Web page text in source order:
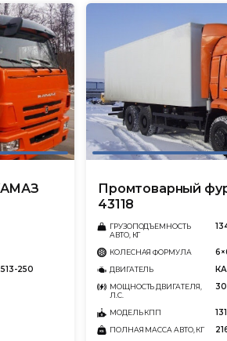
250
Промтоварный
43118
ГРУЗОПОДЪЕМНОСТЬ
АВТО, КГ
КОЛЕСНАЯ ФОРМУЛА
ДВИГАТЕЛЬ
МОЩНОСТЬ ДВИГАТЕЛЯ,
Л.С.
МОДЕЛЬ КПП
ПОЛНАЯ МАССА АВТО, КГ